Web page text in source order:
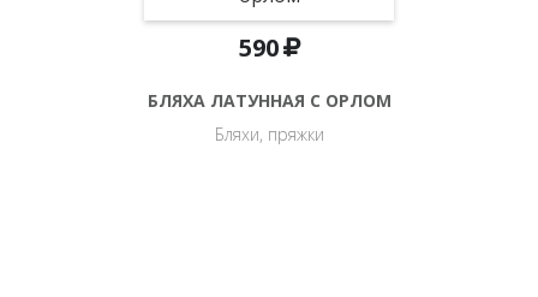
590
БЛЯХА ЛАТУННАЯ С ОРЛОМ
Бляхи, пряжки